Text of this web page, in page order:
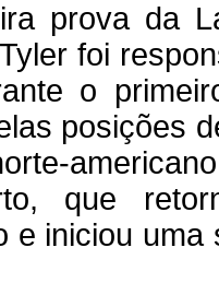
prova da
foi
o
posições
que
e iniciou